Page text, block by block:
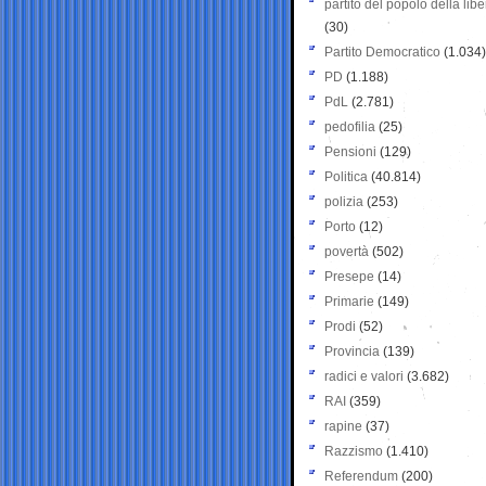
partito del popolo della
(30)
Partito Democratico (1.034)
PD (1.188)
PdL (2.781)
pedofilia (25)
Pensioni (129)
Politica (40.814)
polizia (253)
Porto (12)
povertà (502)
Presepe (14)
Primarie (149)
Prodi (52)
Provincia (139)
radici e valori (3.682)
RAI (359)
rapine (37)
Razzismo (1.410)
Referendum (200)